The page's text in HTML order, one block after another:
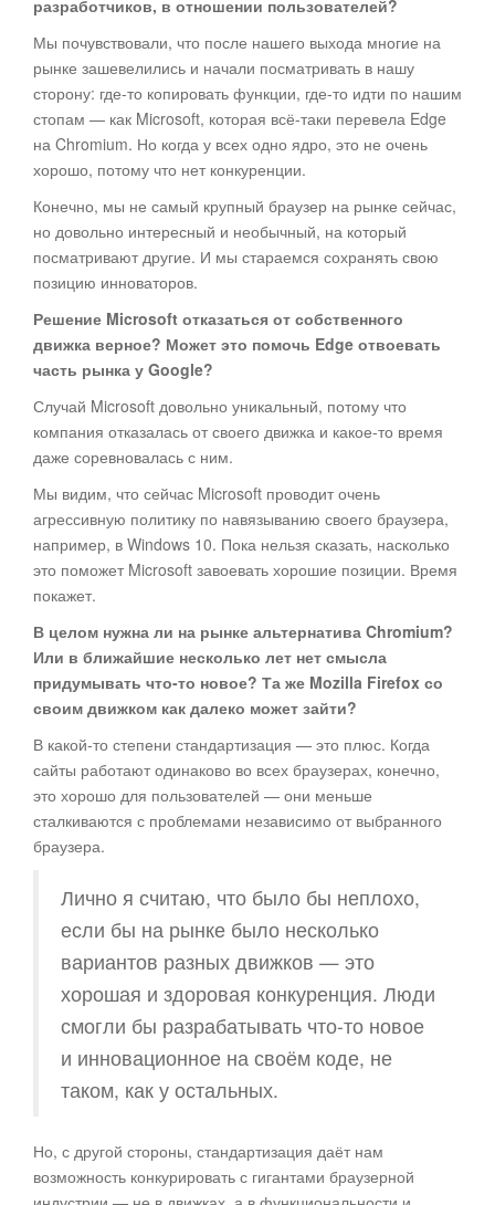
разработчиков, в отношении пользователей?
Мы почувствовали, что после нашего выхода многие на
рынке зашевелились и начали посматривать в нашу
сторону: где-то копировать функции, где-то идти по нашим
стопам — как Microsoft, которая всё-таки перевела Edge
на Chromium. Но когда у всех одно ядро, это не очень
хорошо, потому что нет конкуренции.
Конечно, мы не самый крупный браузер на рынке сейчас,
но довольно интересный и необычный, на который
посматривают другие. И мы стараемся сохранять свою
позицию инноваторов.
Решение Microsoft отказаться от собственного
движка верное? Может это помочь Edge отвоевать
часть рынка у Google?
Случай Microsoft довольно уникальный, потому что
компания отказалась от своего движка и какое-то время
даже соревновалась с ним.
Мы видим, что сейчас Microsoft проводит очень
агрессивную политику по навязыванию своего браузера,
например, в Windows 10. Пока нельзя сказать, насколько
это поможет Microsoft завоевать хорошие позиции. Время
покажет.
В целом нужна ли на рынке альтернатива Chromium?
Или в ближайшие несколько лет нет смысла
придумывать что-то новое? Та же Mozilla Firefox со
своим движком как далеко может зайти?
В какой-то степени стандартизация — это плюс. Когда
сайты работают одинаково во всех браузерах, конечно,
это хорошо для пользователей — они меньше
сталкиваются с проблемами независимо от выбранного
браузера.
Лично я считаю, что было бы неплохо,
если бы на рынке было несколько
вариантов разных движков — это
хорошая и здоровая конкуренция. Люди
смогли бы разрабатывать что-то новое
и инновационное на своём коде, не
таком, как у остальных.
Но, с другой стороны, стандартизация даёт нам
возможность конкурировать с гигантами браузерной